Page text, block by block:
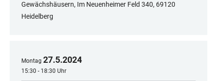
Gewächshäusern, Im Neuenheimer Feld 340, 69120
Heidelberg
Montag 27.5.2024
15:30 - 18:30 Uhr